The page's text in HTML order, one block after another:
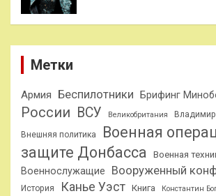
Метки
Армия Беспилотники Брифинг
России ВСУ Великобритания Владимир
Внешняя политика
Военная
защите Донбасса
Военная
Военнослужащие Вооруженный
История Канье Уэст Книга Константин